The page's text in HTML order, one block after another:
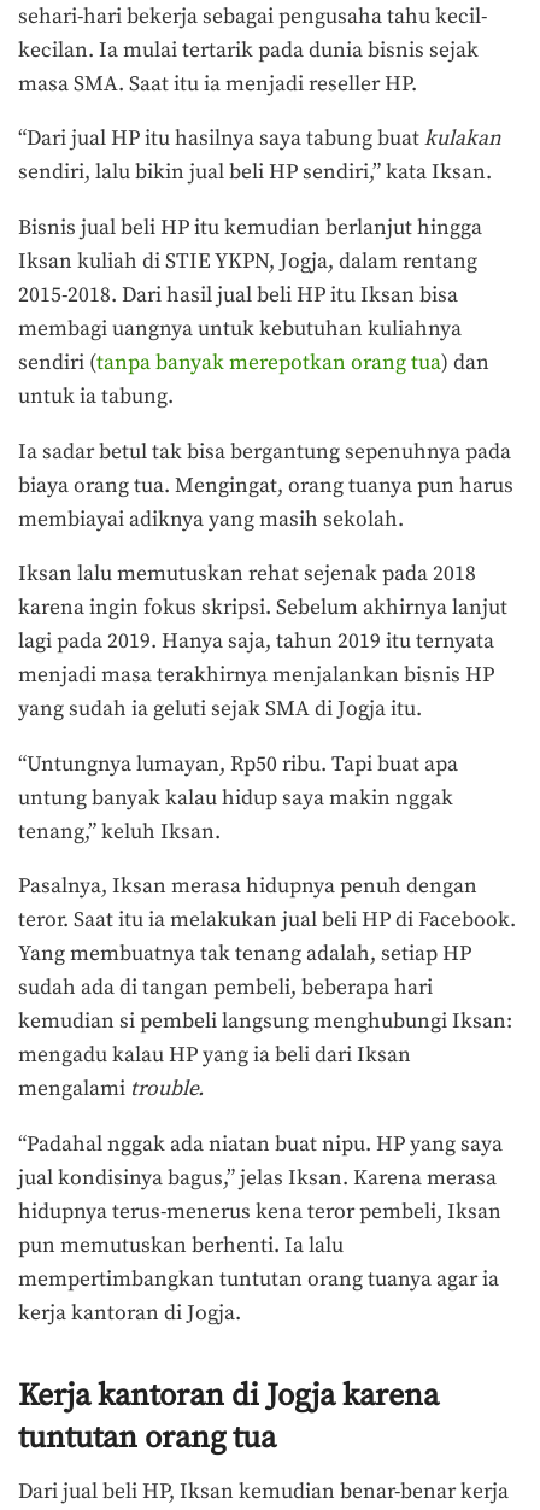
sehari-hari bekerja sebagai pengusaha tahu kecil-
kecilan. Ia mulai tertarik pada dunia bisnis sejak
masa SMA. Saat itu ia menjadi reseller HP.
“Dari jual HP itu hasilnya saya tabung buatkulakan
sendiri, lalu bikin jual beli HP sendiri,” kata Iksan.
Bisnis jual beli HP itu kemudian berlanjut hingga
Iksan kuliah di STIE YKPN, Jogja, dalam rentang
2015-2018. Dari hasil jual beli HP itu Iksan bisa
membagi uangnya untuk kebutuhan kuliahnya
sendiri (tanpa banyak merepotkan orang tua) dan
untuk ia tabung.
Ia sadar betul tak bisa bergantung sepenuhnya pada
biaya orang tua. Mengingat, orang tuanya pun harus
membiayai adiknya yang masih sekolah.
Iksan lalu memutuskan rehat sejenak pada 2018
karena ingin fokus skripsi. Sebelum akhirnya lanjut
lagi pada 2019. Hanya saja, tahun 2019 itu ternyata
menjadi masa terakhirnya menjalankan bisnis HP
yang sudah ia geluti sejak SMA di Jogja itu.
“Untungnya lumayan, Rp50 ribu. Tapi buat apa
untung banyak kalau hidup saya makin nggak
tenang,” keluh Iksan.
Pasalnya, Iksan merasa hidupnya penuh dengan
teror. Saat itu ia melakukan jual beli HP di Facebook.
Yang membuatnya tak tenang adalah, setiap HP
sudah ada di tangan pembeli, beberapa hari
kemudian si pembeli langsung menghubungi Iksan:
mengadu kalau HP yang ia beli dari Iksan
mengalami trouble.
“Padahal nggak ada niatan buat nipu. HP yang saya
jual kondisinya bagus,” jelas Iksan. Karena merasa
hidupnya terus-menerus kena teror pembeli, Iksan
pun memutuskan berhenti. Ia lalu
mempertimbangkan tuntutan orang tuanya agar ia
kerja kantoran di Jogja.
Kerja kantoran di Jogja karena
tuntutan orang tua
Dari jual beli HP, Iksan kemudian benar-benar kerja